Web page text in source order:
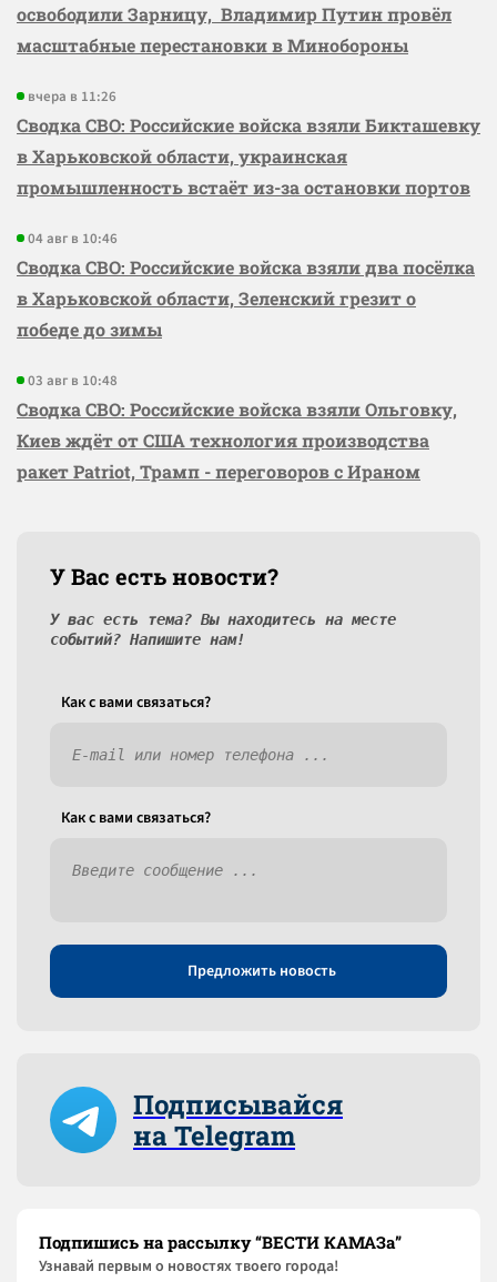
освободили Зарницу, Владимир Путин провёл
масштабные перестановки в Минобороны
вчера в 11:26
Сводка СВО: Российские войска взяли Бикташевку
в Харьковской области, украинская
промышленность встаёт из-за остановки портов
04 авг в 10:46
Сводка СВО: Российские войска взяли два посёлка
в Харьковской области, Зеленский грезит о
победе до зимы
03 авг в 10:48
Сводка СВО: Российские войска взяли Ольговку,
Киев ждёт от США технология производства
ракет Patriot, Трамп - переговоров с Ираном
У Вас есть новости?
У вас есть тема? Вы находитесь на месте
событий? Напишите нам!
Как c вами связаться?
Как c вами связаться?
Предложить новость
Подписывайся
на Telegram
Подпишись на рассылку “ВЕСТИ КАМАЗа”
Узнaвай первым о новостях твоего города!